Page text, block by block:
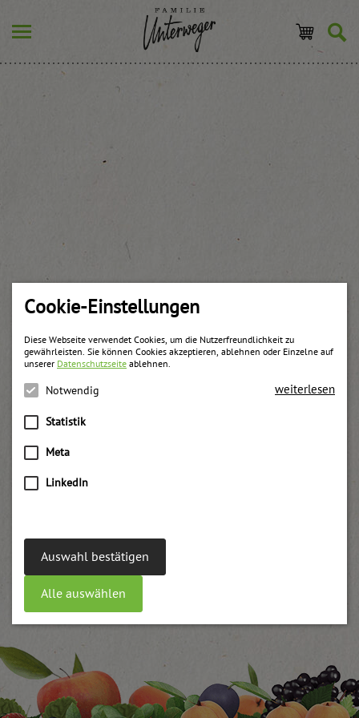
Cookie-Einstellungen
Diese Webseite verwendet Cookies, um die Nutzerfreundlichkeit zu
gewährleisten. Sie können Cookies akzeptieren, ablehnen oder Einzelne auf
unserer Datenschutzseite ablehnen.
Notwendig
Statistik
Meta
LinkedIn
weiterlesen
Auswahl bestätigen
Alle auswählen